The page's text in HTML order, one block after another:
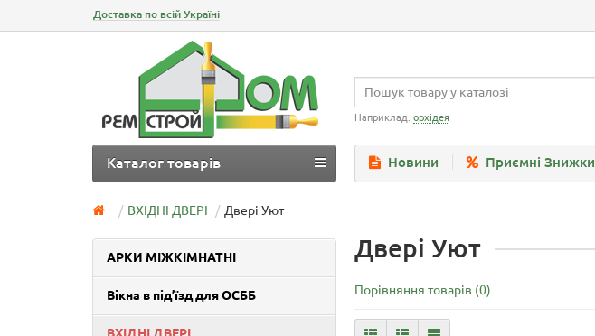
Доставка по всій Україні
Наприклад: орхідея
Новини Приємні Знижки
Каталог товарів
ВХІДНІ ДВЕРІ Двері Уют
АРКИ МІЖКІМНАТНІ
Вікна в під’їзд для ОСББ
Двері Уют
Порівняння товарів (0)